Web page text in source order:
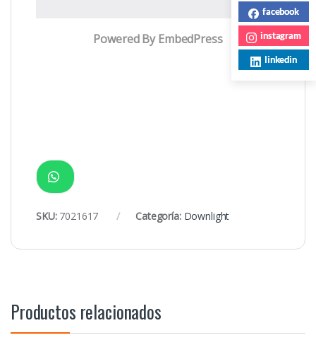
Powered By EmbedPress
SKU: 7021617 Categoría: Downlight
Productos relacionados
facebook
instagram
linkedin